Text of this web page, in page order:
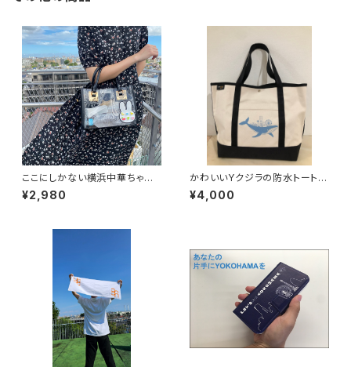
ここにしかない横浜中華ちゃん
の３wayポーチバッグ
¥2,980
かわいいYクジラの防水トートバ
ッグ
¥4,000